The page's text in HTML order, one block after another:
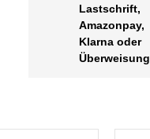
Lastschrift,
Amazonpay,
Klarna oder
Überweisung